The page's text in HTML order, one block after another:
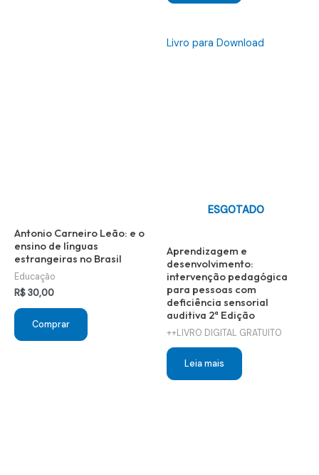
Antonio Carneiro Leão: e o
ensino de línguas
estrangeiras no Brasil
Educação
R$30,00
Comprar
Livro para Download
ESGOTADO
Aprendizagem e
desenvolvimento:
intervenção pedagógica
para pessoas com
deficiência sensorial
auditiva 2ª Edição
++LIVRO DIGITAL GRATUITO
Leia mais